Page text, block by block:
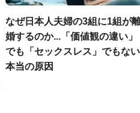
なぜ日本人夫婦の3組に1組が
婚するのか...「価値観の違い」
でも「セックスレス」でもない
本当の原因